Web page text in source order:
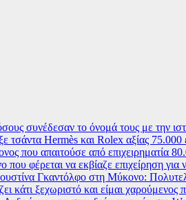
συνέδεσαν το όνομά τους με την
τσάντα Hermès και Rolex αξίας
που απαιτούσε από επιχειρηματία
φέρεται να εκβίαζε επιχείρηση
Γκαντόλφο στη Μύκονο:
κάτι ξεχωριστό και είμαι χαρούμενος